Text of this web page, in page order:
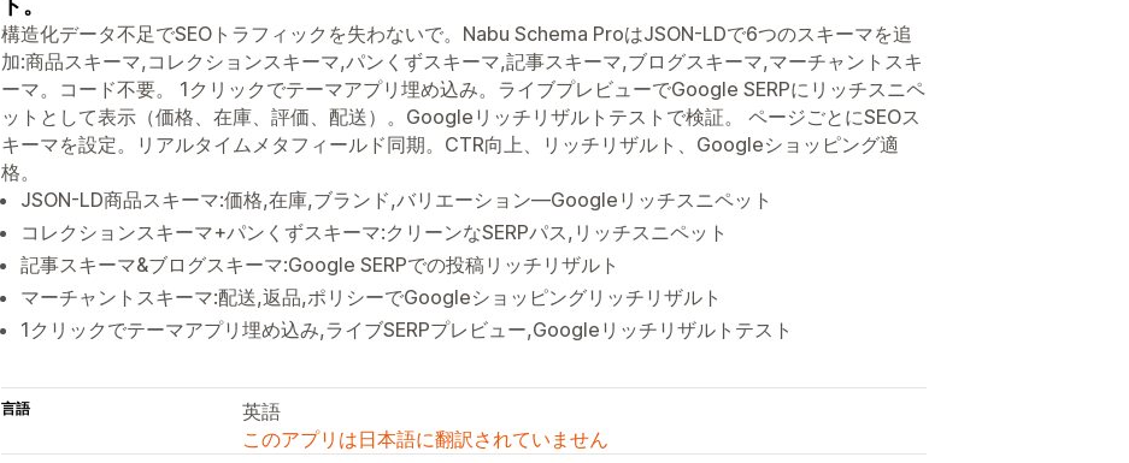
ト。
構造化データ不足でSEOトラフィックを失わないで。Nabu Schema ProはJSON-LDで6つのスキーマを追
加:商品スキーマ,コレクションスキーマ,パンくずスキーマ,記事スキーマ,ブログスキーマ,マーチャントスキ
ーマ。コード不要。 1クリックでテーマアプリ埋め込み。ライブプレビューでGoogle SERPにリッチスニペ
ットとして表示（価格、在庫、評価、配送）。Googleリッチリザルトテストで検証。 ページごとにSEOス
キーマを設定。リアルタイムメタフィールド同期。CTR向上、リッチリザルト、Googleショッピング適
格。
JSON-LD商品スキーマ:価格,在庫,ブランド,バリエーション—Googleリッチスニペット
コレクションスキーマ+パンくずスキーマ:クリーンなSERPパス,リッチスニペット
記事スキーマ&ブログスキーマ:Google SERPでの投稿リッチリザルト
マーチャントスキーマ:配送,返品,ポリシーでGoogleショッピングリッチリザルト
1クリックでテーマアプリ埋め込み,ライブSERPプレビュー,Googleリッチリザルトテスト
言語
英語
このアプリは日本語に翻訳されていません